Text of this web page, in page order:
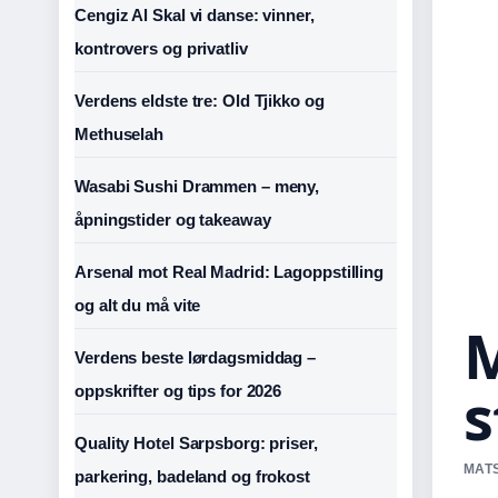
Cengiz Al Skal vi danse: vinner,
kontrovers og privatliv
Verdens eldste tre: Old Tjikko og
Methuselah
Wasabi Sushi Drammen – meny,
åpningstider og takeaway
Arsenal mot Real Madrid: Lagoppstilling
og alt du må vite
Verdens beste lørdagsmiddag –
oppskrifter og tips for 2026
Quality Hotel Sarpsborg: priser,
parkering, badeland og frokost